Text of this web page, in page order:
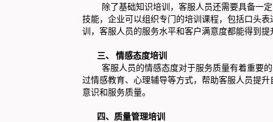
除了基础知识培训，客服人员还需要具备一定
技能，企业可以组织专门的培训课程，包括口头
训，客服人员的服务水平和客户满意度都能得到提
三、 情感态度培训
客服人员的情感态度对于服务质量有着重要的
过情感教育、心理辅导等方式，帮助客服人员提
意识和服务质量。
四、质量管理培训